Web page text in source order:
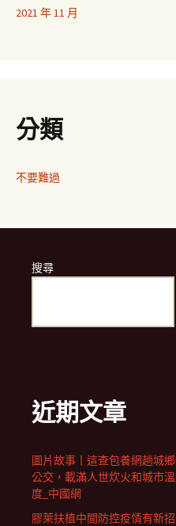
2021 年 11 月
分類
不要難過
搜尋
近期文章
圖片故事丨這查包養網趟城鄉
公交，載滿人世炊火和城市溫
度_中國網
膠萊扶植中間防控疫情有新招